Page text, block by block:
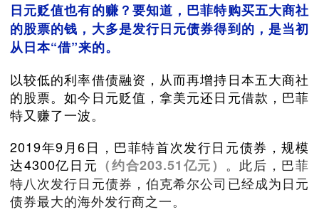
日元贬值也有的赚？要知道，巴菲特购买五大商社
的股票的钱，大多是发行日元债券得到的，是当初
从日本“借”来的。
以较低的利率借债融资，从而再增持日本五大商社
的股票。如今日元贬值，拿美元还日元借款，巴菲
特又赚了一波。
2019年9月6日，巴菲特首次发行日元债券，规模
达4300亿日元 （约合203.51亿元） 。此后，巴菲
特八次发行日元债券，伯克希尔公司已经成为日元
债券最大的海外发行商之一。